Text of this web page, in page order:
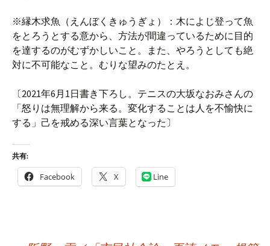
※縁木求魚（えんぼくきゅうぎょ）：木によじ登って魚
をとろうとする意から、方法が間違っているために目的
を達するのがむずかしいこと。また、やろうとしても絶
対に不可能なこと。むりな望みのたとえ。
〔2021年6月1日書き下ろし。テニスの大坂なおみさんの
「怒りは無理解から来る。変化することは人を不愉快に
する」己を戒める深い言葉となった〕
共有:
Facebook X Line